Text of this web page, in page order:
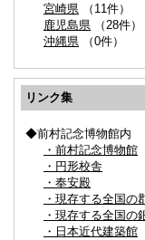
宮崎県 （11件）
鹿児島県 （28件）
沖縄県 （0件）
リンク集
◆前村記念博物館内
・前村記念博物館
・円形校舎
・奉安殿
・現存する全国の
・現存する全国の
・日本近代建築館